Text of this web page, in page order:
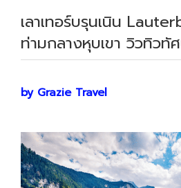
เลาเทอร์บรุนเนิน
ท่ามกลางหุบเขา วิวทิวทั
by Grazie Travel